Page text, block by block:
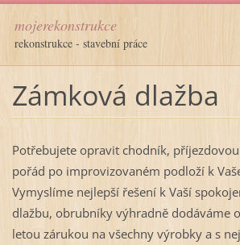
mojerekonstrukce
rekonstrukce - stavební práce
Zámková dlažba
Potřebujete opravit chodník,
pořád po improvizovaném podloží k
Vymyslíme nejlepší řešení k Vaší
dlažbu, obrubníky výhradně dodáváme
letou zárukou na všechny výrobky a s